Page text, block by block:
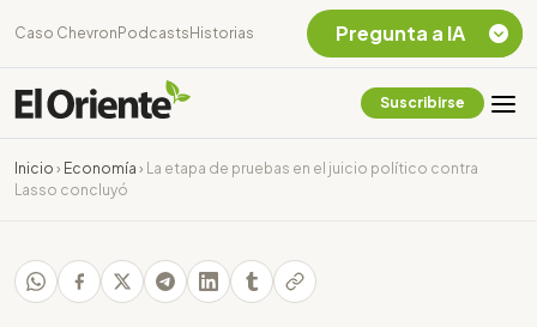
Caso Chevron Podcasts Historias
Suscribirse
Inicio › Economía ›
La etapa de pruebas en el juicio político contra
Lasso concluyó
Pregunta a IA
Chevron Ecuador